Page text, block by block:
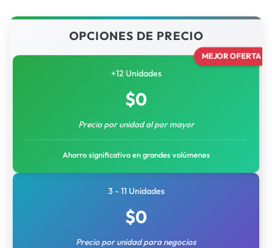
OPCIONES DE PRECIO
MEJOR OFERTA
+12 Unidades
$0
Precio por unidad al por mayor
Ahorro significativo en grandes volúmenes
3 - 11 Unidades
$0
Precio por unidad para negocios